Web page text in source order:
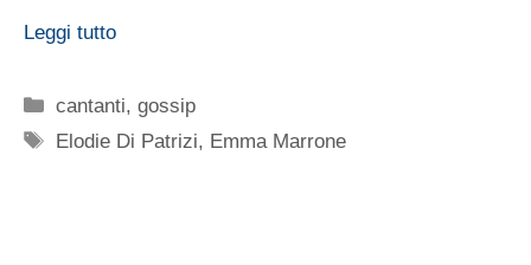
Leggi tutto
Categorie
cantanti,gossip
Tag
Elodie Di Patrizi, Emma Marrone